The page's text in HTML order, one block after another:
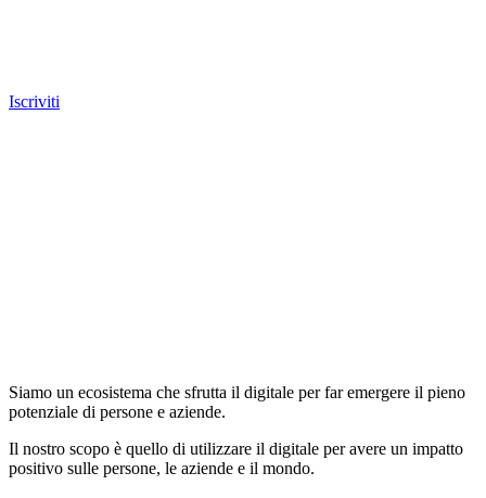
Iscriviti
Siamo un ecosistema che sfrutta il digitale per far emergere il pieno
potenziale di persone e aziende.
Il nostro scopo è quello di utilizzare il digitale per avere un impatto
positivo sulle persone, le aziende e il mondo.